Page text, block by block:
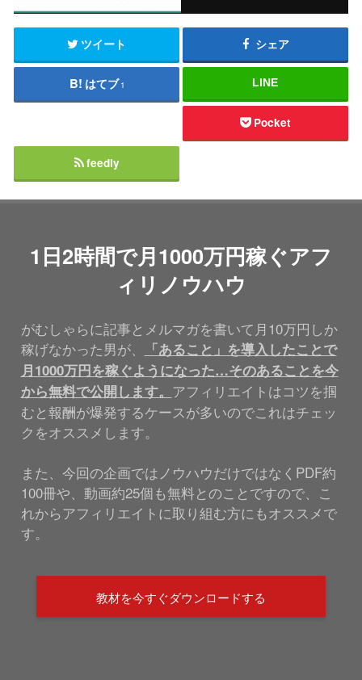
ツイート シェア
はてブ1 LINE
Pocket
feedly
1日2時間で月1000万円稼ぐアフ
ィリノウハウ
がむしゃらに記事とメルマガを書いて月10万円しか
稼げなかった男が、
「あること」を導入したことで
月1000万円を稼ぐようになった…そのあることを今
から無料で公開します。 アフィリエイトはコツを掴
むと報酬が爆発するケースが多いのでこれはチェッ
クをオススメします。
また、今回の企画ではノウハウだけではなくPDF約
100冊や、動画約25個も無料とのことですので、こ
れからアフィリエイトに取り組む方にもオススメで
す。
教材を今すぐダウンロードする